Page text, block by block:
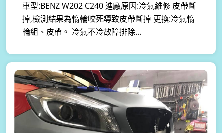
車型:BENZ W202 C240 進廠原因:冷氣維修 皮帶斷
掉,檢測結果為惰輪咬死導致皮帶斷掉 更換:冷氣惰
輪組、皮帶。 冷氣不冷故障排除...